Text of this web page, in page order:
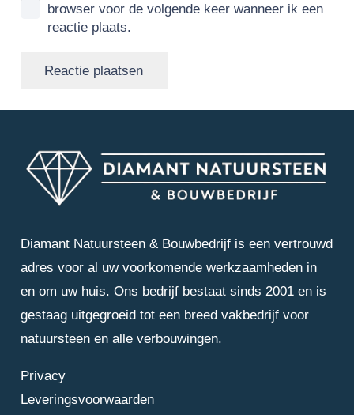
browser voor de volgende keer wanneer ik een
reactie plaats.
Reactie plaatsen
Diamant Natuursteen & Bouwbedrijf is een vertrouwd
adres voor al uw voorkomende werkzaamheden in
en om uw huis. Ons bedrijf bestaat sinds 2001 en is
gestaag uitgegroeid tot een breed vakbedrijf voor
natuursteen en alle verbouwingen.
Privacy
Leveringsvoorwaarden